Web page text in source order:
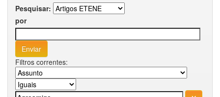
Pesquisar:
por
Filtros correntes: